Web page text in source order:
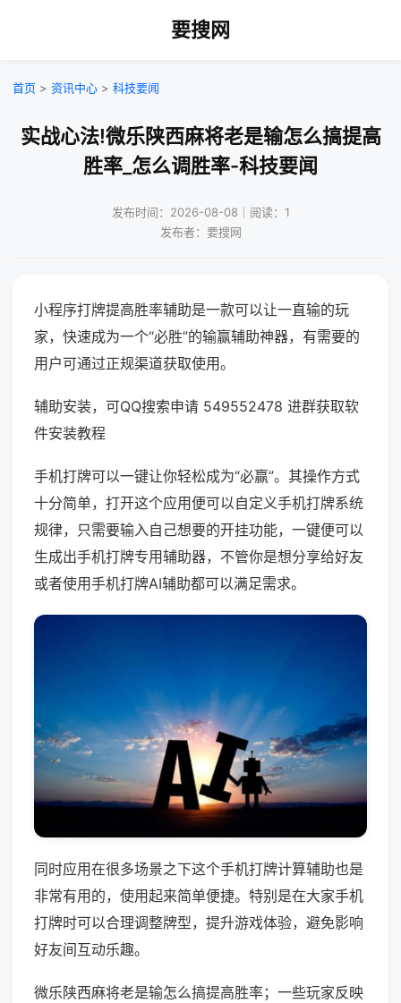
要搜网
首页 > 资讯中心 > 科技要闻
实战心法!微乐陕西麻将老是输怎么搞提高
胜率_怎么调胜率-科技要闻
发布时间：2026-08-08｜阅读：1
发布者：要搜网
小程序打牌提高胜率辅助是一款可以让一直输的玩
家，快速成为一个“必胜”的输赢辅助神器，有需要的
用户可通过正规渠道获取使用。
辅助安装，可QQ搜索申请 549552478 进群获取软
件安装教程
手机打牌可以一键让你轻松成为“必赢”。其操作方式
十分简单，打开这个应用便可以自定义手机打牌系统
规律，只需要输入自己想要的开挂功能，一键便可以
生成出手机打牌专用辅助器，不管你是想分享给好友
或者使用手机打牌AI辅助都可以满足需求。
同时应用在很多场景之下这个手机打牌计算辅助也是
非常有用的，使用起来简单便捷。特别是在大家手机
打牌时可以合理调整牌型，提升游戏体验，避免影响
好友间互动乐趣。
微乐陕西麻将老是输怎么搞提高胜率；一些玩家反映